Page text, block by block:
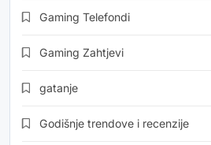
Gaming Telefondi
Gaming Zahtjevi
gatanje
Godišnje trendove i recenzije